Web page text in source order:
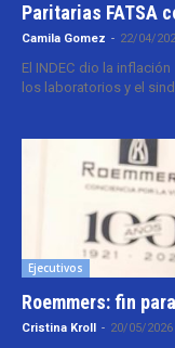
Paritarias FATSA
Camila Gomez - 22/04/
El INDEC dio la
los laboratorios y el
Ejecutivos
Roemmers: fin
Cristina Kroll - 20/05/2026